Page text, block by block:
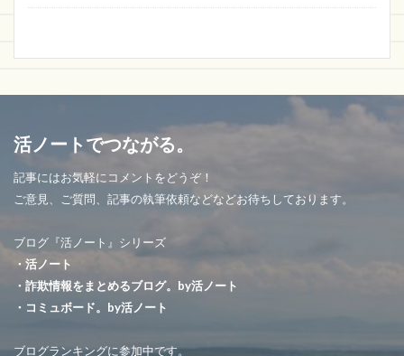
活ノートでつながる。
記事にはお気軽にコメントをどうぞ！
ご意見、ご質問、記事の執筆依頼などなどお待ちしております。
ブログ『活ノート』シリーズ
・活ノート
・詐欺情報をまとめるブログ。by活ノート
・コミュボード。by活ノート
ブログランキングに参加中です。